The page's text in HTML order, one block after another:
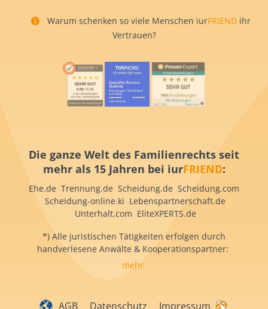
Warum schenken so viele Menschen iurFRIEND ihr
Vertrauen?
Die ganze Welt des Familienrechts seit
mehr als 15 Jahren bei iurFRIEND:
Ehe.de Trennung.de Scheidung.de Scheidung.com
Scheidung-online.ki Lebenspartnerschaft.de
Unterhalt.com EliteXPERTS.de
*) Alle juristischen Tätigkeiten erfolgen durch
handverlesene Anwälte & Kooperationspartner:
mehr
AGB Datenschutz Impressum